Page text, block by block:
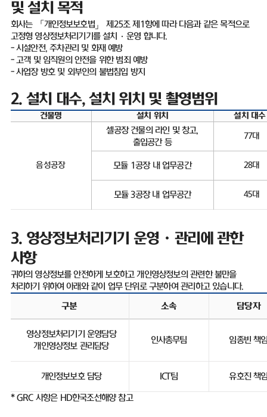
및 설치 목적
회사는 「개인정보보호법」 제 25조 제 1항에 따라 다음과 같은 목적으로
고정형 영상정보처리기기를 설치
· 운영 합니다.
-시설안전,주차관리 및 화재 예방
-고객 및 임직원의 안전을 위한 범죄 예방
-사업장 방호 및 외부인의 불법침입 방지
2. 설치 대수,설치 위치 및 촬영범위
건물명 설치 위치 설치 대수
음성공장
셀공장 건물의 라인 및 창고,
출입공간 등
77대
모듈 1공장 내 업무공간 28대
모듈3공장 내 업무공간 45대
3. 영상정보처리기기 운영ㆍ관리에 관한
사항
귀하의 영상정보를 안전하게 보호하고 개인영상정보의 관련한 불만을
처리하기 위하여 아래와 같이 업무 단위로 구분하여 관리하고 있습니다.
구분 소속 담당자
영상정보처리기기 운영담당
개인영상정보 관리담당
인사총무팀 임종빈 책
개인정보보호 담당 ICT팀 유호진 책
* GRC 사항은HD한국조선해양 참고